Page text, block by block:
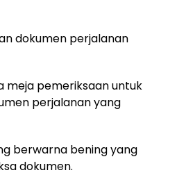
dokumen perjalanan
meja pemeriksaan untuk
perjalanan yang
berwarna bening yang
dokumen.